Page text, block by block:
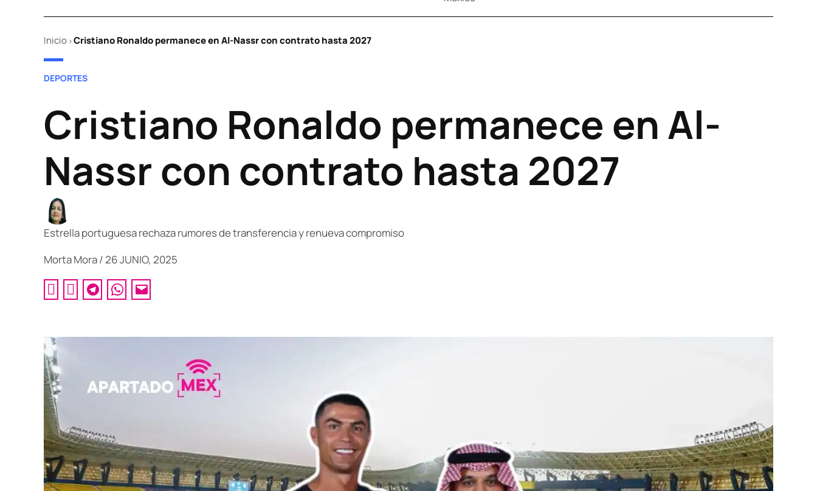
Inicio >Cristiano Ronaldo permanece en Al-Nassr con contrato hasta 2027
POSTED
DEPORTES
Cristiano Ronaldo permanece en Al-
Nassr con contrato hasta 2027
Estrella portuguesa rechaza rumores de transferencia y renueva compromiso
Morta Mora/26 JUNIO, 2025